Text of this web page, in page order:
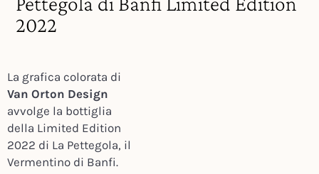
2022
La grafica colorata di
Van Orton Design
avvolge la bottiglia
della Limited Edition
2022 di La Pettegola, il
Vermentino di Banfi.